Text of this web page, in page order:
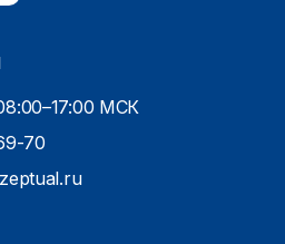
МСК
70